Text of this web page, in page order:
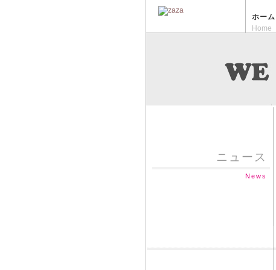
ホーム
Home
ニュース
News